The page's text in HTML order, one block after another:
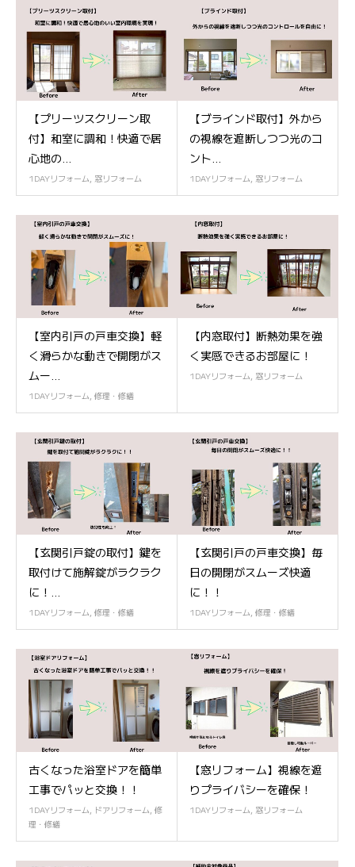
【プリーツスクリーン取
付】和室に調和！快適で居
心地の...
1DAYリフォーム, 窓リフォーム
【ブラインド取付】外から
の視線を遮断しつつ光のコ
ント...
1DAYリフォーム, 窓リフォーム
【室内引戸の戸車交換】軽
く滑らかな動きで開閉がス
ムー...
1DAYリフォーム 修理・修繕
【内窓取付】断熱効果を強
く実感できるお部屋に！
1DAYリフォーム 窓リフォーム
【玄関引戸錠の取付】鍵を
取付けて施解錠がラクラク
に！...
1DAYリフォーム, 修理・修繕
【玄関引戸の戸車交換】毎
日の開閉がスムーズ快適
に！！
1DAYリフォーム, 修理・修繕
古くなった浴室ドアを簡単
工事でパッと交換！！
1DAYリフォーム ドアリフォーム 修
理・修繕
【窓リフォーム】視線を遮
りプライバシーを確保！
1DAYリフォーム 窓リフォーム